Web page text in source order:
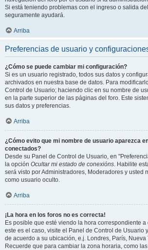
Si está teniendo problemas con el ingreso o salida
seguramente ayudará.
Arriba
Preferencias de usuario y
¿Cómo se puede cambiar mi configuración?
Si es un usuario registrado, todos sus datos y
archivados en nuestra base de datos. Para
Control de Usuario; haciendo clic en su nombre de
en la parte superior de las páginas del foro. Este
sus datos y preferencias.
Arriba
¿Cómo evito que mi nombre de usuario aparezca
conectados?
Desde su Panel de Control de Usuario, en
la opción Ocultar mi estado de conexións. Habilite
será visto por Administradores, Moderadores y usted
como usuario oculto.
Arriba
¡La hora en los foros no es correcta!
Es posible que esté viendo la hora correspondiente a
este es el caso, visite el Panel de Control de Usuario
de acuerdo a su ubicación, e.j. Londres, París, Nueva
Recuerde que para cambiar la zona horaria, como